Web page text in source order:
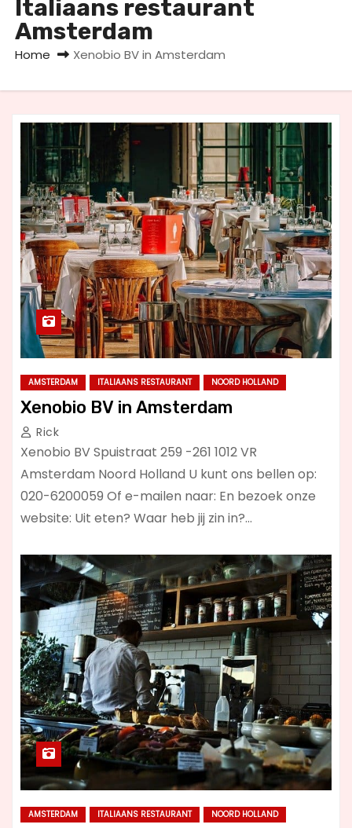
Italiaans restaurant
Amsterdam
Home Xenobio BV in Amsterdam
AMSTERDAM ITALIAANS RESTAURANT NOORD HOLLAND
Xenobio BV in Amsterdam
Rick
Xenobio BV Spuistraat 259 -261 1012 VR
Amsterdam Noord Holland U kunt ons bellen op:
020-6200059 Of e-mailen naar: En bezoek onze
website: Uit eten? Waar heb jij zin in?…
AMSTERDAM ITALIAANS RESTAURANT NOORD HOLLAND